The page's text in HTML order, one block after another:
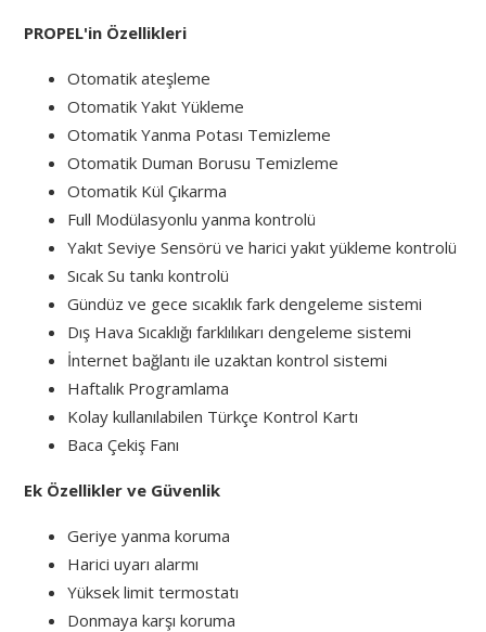
PROPEL'in Özellikleri
Otomatik ateşleme
Otomatik Yakıt Yükleme
Otomatik Yanma Potası Temizleme
Otomatik Duman Borusu Temizleme
Otomatik Kül Çıkarma
Full Modülasyonlu yanma kontrolü
Yakıt Seviye Sensörü ve harici yakıt yükleme kontrolü
Sıcak Su tankı kontrolü
Gündüz ve gece sıcaklık fark dengeleme sistemi
Dış Hava Sıcaklığı farklılıkarı dengeleme sistemi
İnternet bağlantı ile uzaktan kontrol sistemi
Haftalık Programlama
Kolay kullanılabilen Türkçe Kontrol Kartı
Baca Çekiş Fanı
Ek Özellikler ve Güvenlik
Geriye yanma koruma
Harici uyarı alarmı
Yüksek limit termostatı
Donmaya karşı koruma